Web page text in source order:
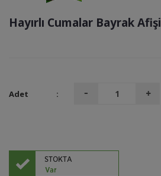
Hayırlı Cumalar Bayrak Afişi
Adet :